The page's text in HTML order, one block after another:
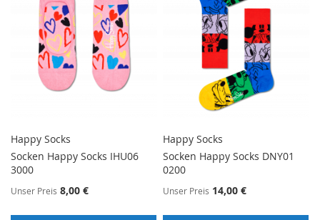
Happy Socks
Socken Happy Socks IHU06
3000
Unser Preis 8,00 €
Happy Socks
Socken Happy Socks DNY01
0200
Unser Preis 14,00 €